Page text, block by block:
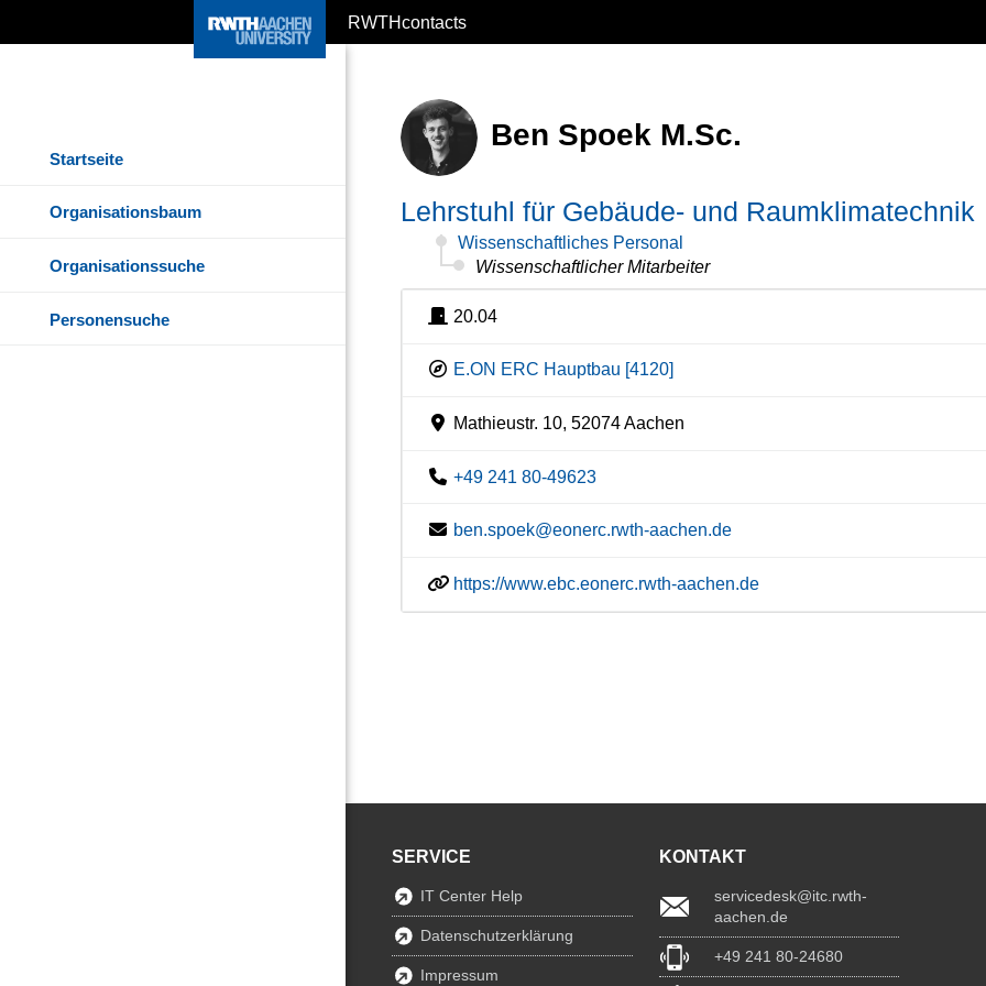
RWTHcontacts
Startseite
Organisationsbaum
Organisationssuche
Personensuche
Ben Spoek M.Sc.
Lehrstuhl für Gebäude- und Raumklimatechnik
Wissenschaftliches Personal
Wissenschaftlicher Mitarbeiter
20.04
E.ON ERC Hauptbau [4120]
Mathieustr. 10, 52074 Aachen
+49 241 80-49623
ben.spoek@eonerc.rwth-aachen.de
https://www.ebc.eonerc.rwth-aachen.de
SERVICE
IT Center Help
Datenschutzerklärung
Impressum
KONTAKT
servicedesk@itc.rwth-
aachen.de
+49 241 80-24680